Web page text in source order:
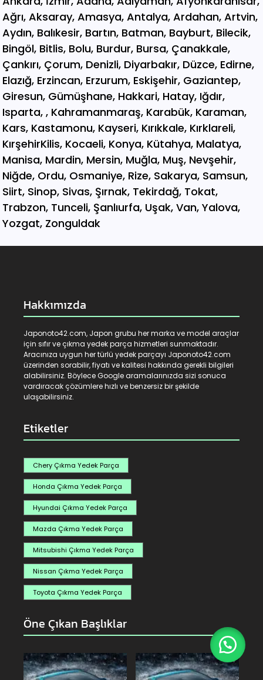
Hakkımızda
Japonoto42.com, Japon grubu her marka ve model araçlar
için sıfır ve çıkma yedek parça hizmetleri sunmaktadır.
Aracınıza uygun her türlü yedek parçayı Japonoto42.com
üzerinden sorabilir, fiyatı ve kalitesi hakkında gerekli bilgileri
alabilirsiniz. Böylece Google aramalarınızda sizi sonuca
vardıracak çözümlere hızlı ve benzersiz bir şekilde
ulaşabilirsiniz.
Etiketler
Chery Çıkma Yedek Parça
Honda Çıkma Yedek Parça
Hyundai Çıkma Yedek Parça
Mazda Çıkma Yedek Parça
Mitsubishi Çıkma Yedek Parça
Nissan Çıkma Yedek Parça
Toyota Çıkma Yedek Parça
Öne Çıkan Başlıklar